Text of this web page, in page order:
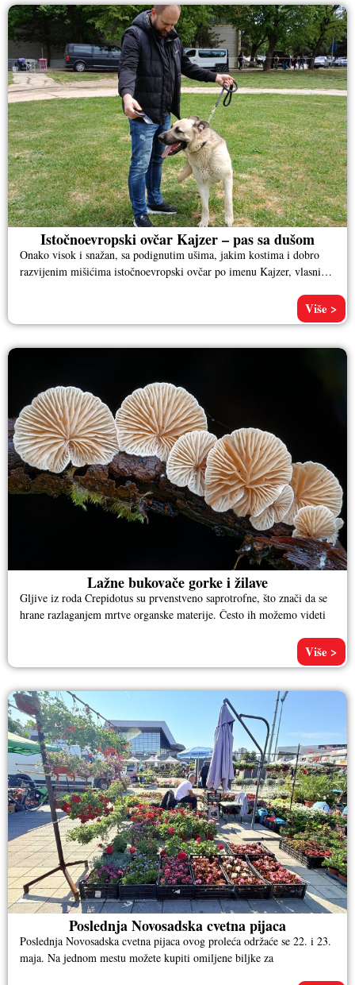
Istočnoevropski ovčar Kajzer – pas sa dušom
Onako visok i snažan, sa podignutim ušima, jakim kostima i dobro
razvijenim mišićima istočnoevropski ovčar po imenu Kajzer, vlasnika
Više >
Lažne bukovače gorke i žilave
Gljive iz roda Crepidotus su prvenstveno saprotrofne, što znači da se
hrane razlaganjem mrtve organske materije. Često ih možemo videti
Više >
Poslednja Novosadska cvetna pijaca
Poslednja Novosadska cvetna pijaca ovog proleća održaće se 22. i 23.
maja. Na jednom mestu možete kupiti omiljene biljke za